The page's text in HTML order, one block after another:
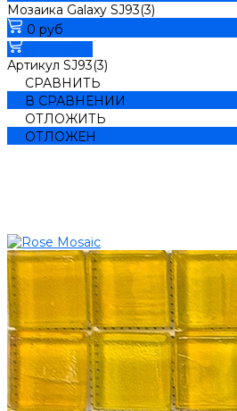
Мозаика Galaxy SJ93(3)
0 руб
Артикул SJ93(3)
СРАВНИТЬ
В СРАВНЕНИИ
ОТЛОЖИТЬ
ОТЛОЖЕН